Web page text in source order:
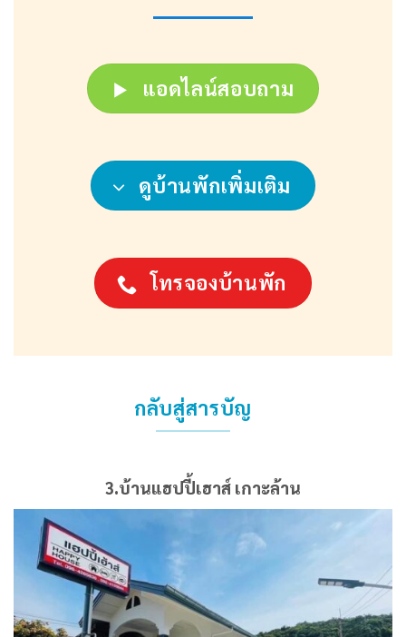
แอดไลน์สอบถาม
ดูบ้านพักเพิ่มเติม
โทรจองบ้านพัก
กลับสู่สารบัญ
3.บ้านแฮปปี้เฮาส์ เกาะล้าน